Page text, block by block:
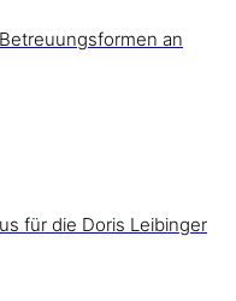
an
für die Doris Leibinger